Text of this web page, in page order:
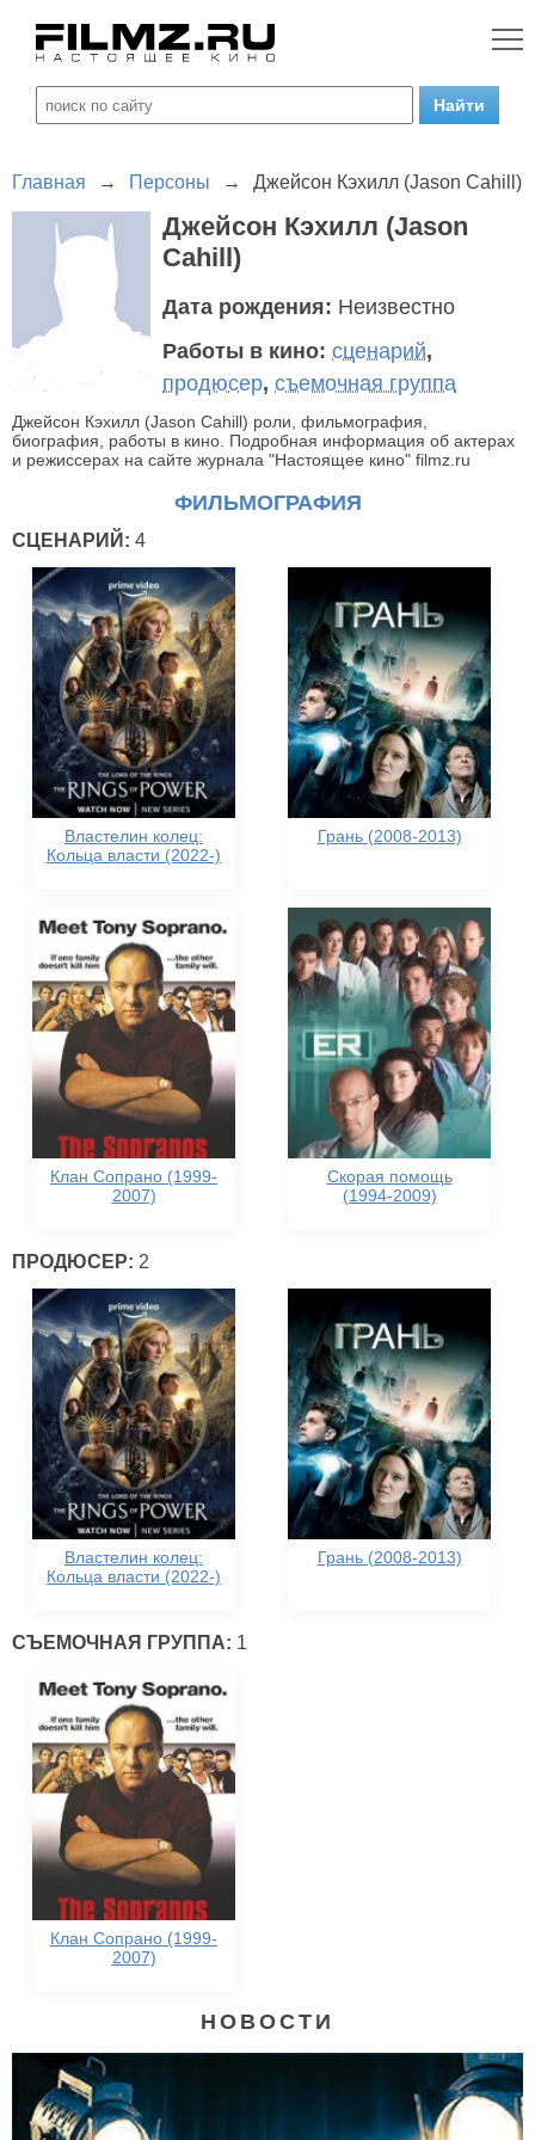
Главная → Персоны → Джейсон Кэхилл (Jason Cahill)
Джейсон Кэхилл (Jason
Cahill)
Дата рождения: Неизвестно
Работы в кино: сценарий,
продюсер, съемочная группа
Джейсон Кэхилл (Jason Cahill) роли, фильмография,
биография, работы в кино. Подробная информация об актерах
и режиссерах на сайте журнала "Настоящее кино" filmz.ru
ФИЛЬМОГРАФИЯ
СЦЕНАРИЙ: 4
Властелин колец:
Кольца власти (2022-)
Грань (2008-2013)
Клан Сопрано (1999-
2007)
Скорая помощь
(1994-2009)
ПРОДЮСЕР: 2
Властелин колец:
Кольца власти (2022-)
Грань (2008-2013)
СЪЕМОЧНАЯ ГРУППА: 1
Клан Сопрано (1999-
2007)
НОВОСТИ